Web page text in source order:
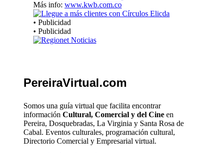
Más info: www.kwb.com.co
• Publicidad
• Publicidad
PereiraVirtual.com
Somos una guía virtual que facilita encontrar
información Cultural, Comercial y del Cine en
Pereira, Dosquebradas, La Virginia y Santa Rosa de
Cabal. Eventos culturales, programación cultural,
Directorio Comercial y Empresarial virtual.